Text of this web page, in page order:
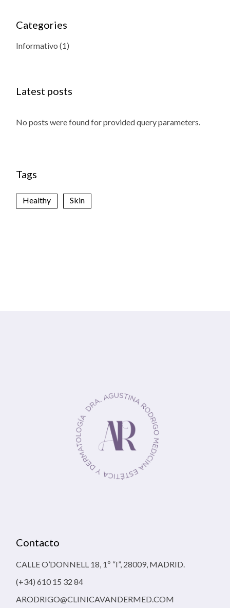
Categories
Informativo (1)
Latest posts
No posts were found for provided query parameters.
Tags
Healthy Skin
Contacto
CALLE O’DONNELL 18, 1º “I”, 28009, MADRID.
(+34) 610 15 32 84
ARODRIGO@CLINICAVANDERMED.COM